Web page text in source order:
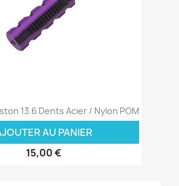
13.6 Dents Acier / Nylon POM
AU PANIER
15,00 €